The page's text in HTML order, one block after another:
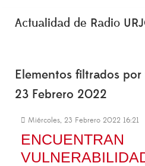
Actualidad de Radio
Elementos filtrados
23 Febrero 2022
Miércoles, 23 Febrero 2022 16:21
ENCUENTRAN